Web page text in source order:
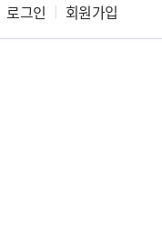
로그인 회원가입